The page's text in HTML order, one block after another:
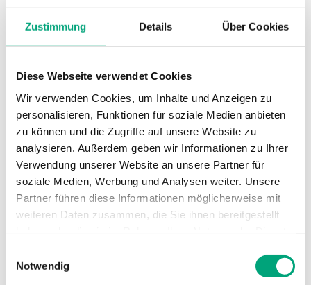
Zustimmung Details Über Cookies
Diese Webseite verwendet Cookies
Wir verwenden Cookies, um Inhalte und Anzeigen zu
personalisieren, Funktionen für soziale Medien anbieten
zu können und die Zugriffe auf unsere Website zu
analysieren. Außerdem geben wir Informationen zu Ihrer
Verwendung unserer Website an unsere Partner für
soziale Medien, Werbung und Analysen weiter. Unsere
Partner führen diese Informationen möglicherweise mit
weiteren Daten zusammen, die Sie ihnen bereitgestellt
Notwendig
SOFTWARE UND DOKUMENTATION
Technische Daten
Technische Daten für TTC80F
Versorgungsspannung
3-phase,
(380...420 V AC)
Technische Daten für TTC80F –